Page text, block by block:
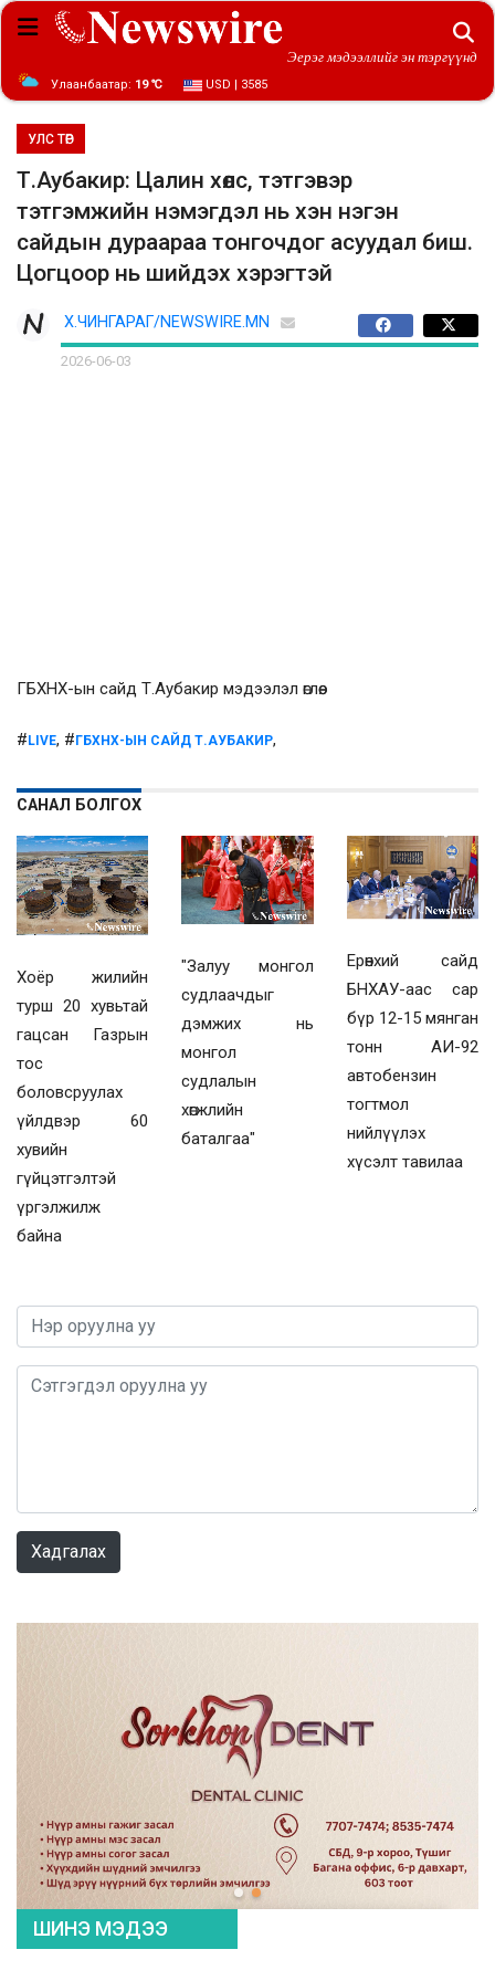
Эерэг мэдээллийг эн тэргүүнд
Улаанбаатар: 19 ℃ USD | 3585
УЛС ТӨР
Т.Аубакир: Цалин хөлс, тэтгэвэр
тэтгэмжийн нэмэгдэл нь хэн нэгэн
сайдын дураараа тонгочдог асуудал биш.
Цогцоор нь шийдэх хэрэгтэй
Х.ЧИНГАРАГ/NEWSWIRE.MN
2026-06-03
ГБХНХ-ын сайд Т.Аубакир мэдээлэл өглөө.
# LIVE, # ГБХНХ-ЫН САЙД Т.АУБАКИР,
САНАЛ БОЛГОХ
Хоёр жилийн
турш 20 хувьтай
гацсан Газрын
тос
боловсруулах
үйлдвэр 60
хувийн
гүйцэтгэлтэй
үргэлжилж
байна
"Залуу монгол
судлаачдыг
дэмжих нь
монгол
судлалын
хөгжлийн
баталгаа"
Ерөнхий сайд
БНХАУ-аас сар
бүр 12-15 мянган
тонн АИ-92
автобензин
тогтмол
нийлүүлэх
хүсэлт тавилаа
Хадгалах
ШИНЭ МЭДЭЭ